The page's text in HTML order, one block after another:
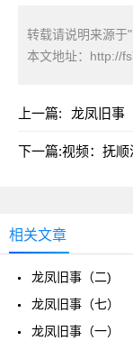
转载请说明来源于
本文地址： http://
上一篇: 龙凤旧事
下一篇:视频：抚顺
相关文章
龙凤旧事（二)
龙凤旧事（七）
龙凤旧事（一）